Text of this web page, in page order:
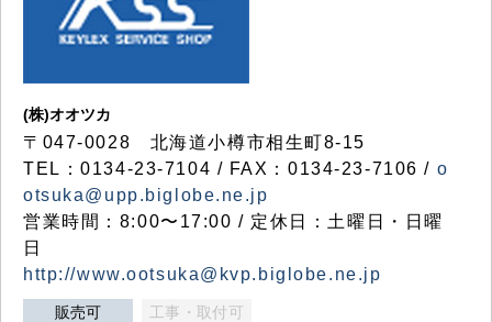
(株)オオツカ
〒047-0028 北海道小樽市相生町8-15
TEL：0134-23-7104 / FAX：0134-23-7106 / o
otsuka@upp.biglobe.ne.jp
営業時間：8:00〜17:00 / 定休日：土曜日・日曜
日
http://www.ootsuka@kvp.biglobe.ne.jp
販売可 工事・取付可